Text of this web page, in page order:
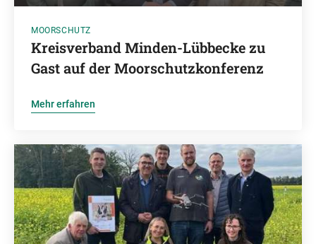
MOORSCHUTZ
Kreisverband Minden-Lübbecke zu
Gast auf der Moorschutzkonferenz
Mehr erfahren